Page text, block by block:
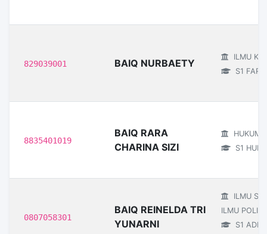
829039001 BAIQ NURBAETY
ILMU
S1
8835401019
BAIQ RARA
CHARINA SIZI
HUKUM
S1
0807058301
BAIQ REINELDA TRI
YUNARNI
ILMU
ILMU
S1